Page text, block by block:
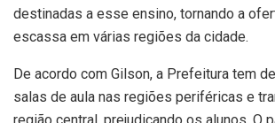
destinadas a esse ensino, tornando a
escassa em várias regiões da cidade.
De acordo com Gilson, a Prefeitura tem
salas de aula nas regiões periféricas e